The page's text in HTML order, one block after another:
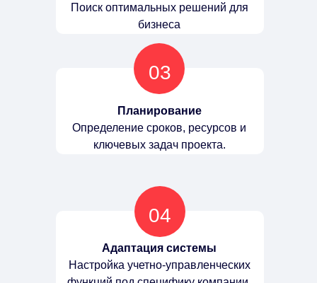
Планирование
Определение сроков, ресурсов и
ключевых задач проекта.
03
Поиск оптимальных решений для
бизнеса
04
Адаптация системы
Настройка учетно-управленческих